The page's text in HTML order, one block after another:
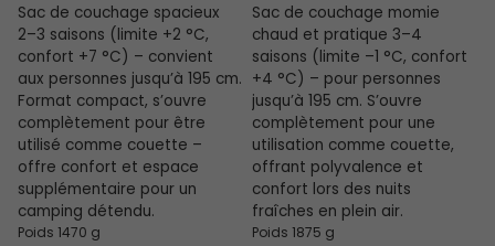
Sac de couchage spacieux
2–3 saisons (limite +2 °C,
confort +7 °C) – convient
aux personnes jusqu’à 195 cm.
Format compact, s’ouvre
complètement pour être
utilisé comme couette –
offre confort et espace
supplémentaire pour un
camping détendu.
Poids 1470 g
Sac de couchage momie
chaud et pratique 3–4
saisons (limite –1 °C, confort
+4 °C) – pour personnes
jusqu’à 195 cm. S’ouvre
complètement pour une
utilisation comme couette,
offrant polyvalence et
confort lors des nuits
fraîches en plein air.
Poids 1875 g